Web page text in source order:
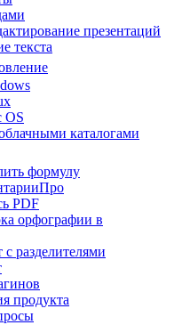
презентаций
текста
OS
каталогами
формулу
PDF
орфографии в
разделителями
продукта